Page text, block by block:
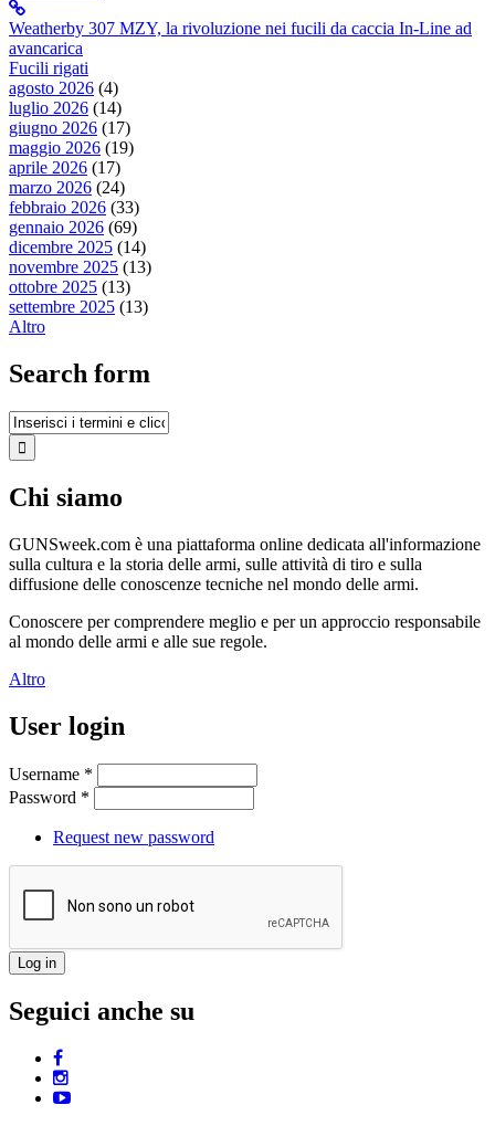
Weatherby 307 MZY, la rivoluzione nei fucili da caccia In-Line ad
avancarica
Fucili rigati
agosto 2026 (4)
luglio 2026 (14)
giugno 2026 (17)
maggio 2026 (19)
aprile 2026 (17)
marzo 2026 (24)
febbraio 2026 (33)
gennaio 2026 (69)
dicembre 2025 (14)
novembre 2025 (13)
ottobre 2025 (13)
settembre 2025 (13)
Altro
Search form
Chi siamo
GUNSweek.com è una piattaforma online dedicata all'informazione
sulla cultura e la storia delle armi, sulle attività di tiro e sulla
diffusione delle conoscenze tecniche nel mondo delle armi.
Conoscere per comprendere meglio e per un approccio responsabile
al mondo delle armi e alle sue regole.
Altro
User login
Username *
Password *
Request new password
Seguici anche su